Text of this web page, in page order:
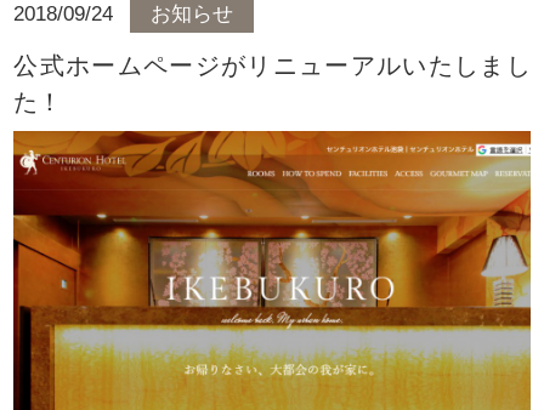
2018/09/24 お知らせ
公式ホームページがリニューアルいたしまし
た！